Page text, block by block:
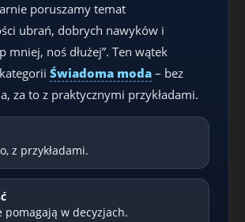
poruszamy temat
ubrań, dobrych nawyków i
mniej, noś dłużej”. Ten wątek
Świadoma moda – bez
za to z praktycznymi przykładami.
z przykładami.
pomagają w decyzjach.